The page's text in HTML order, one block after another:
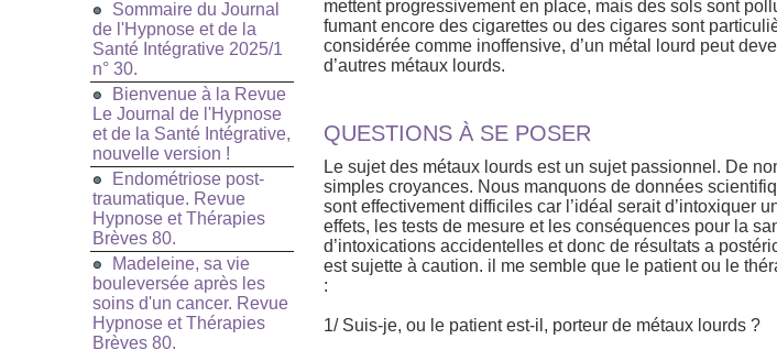
Sommaire du Journal
de l'Hypnose et de la
Santé Intégrative 2025/1
n° 30.
Bienvenue à la Revue
Le Journal de l'Hypnose
et de la Santé Intégrative,
nouvelle version !
Endométriose post-
traumatique. Revue
Hypnose et Thérapies
Brèves 80.
Madeleine, sa vie
bouleversée après les
soins d'un cancer. Revue
Hypnose et Thérapies
Brèves 80.
mettent progressivement en place, mais des sols sont
fumant encore des cigarettes ou des cigares sont
considérée comme inoffensive, d’un métal lourd peut
d’autres métaux lourds.
QUESTIONS À SE POSER
Le sujet des métaux lourds est un sujet passionnel. De
simples croyances. Nous manquons de données
sont effectivement difficiles car l’idéal serait d’intoxiquer
effets, les tests de mesure et les conséquences pour la
d’intoxications accidentelles et donc de résultats a
est sujette à caution. il me semble que le patient ou le
:
1/ Suis-je, ou le patient est-il, porteur de métaux lourds ?